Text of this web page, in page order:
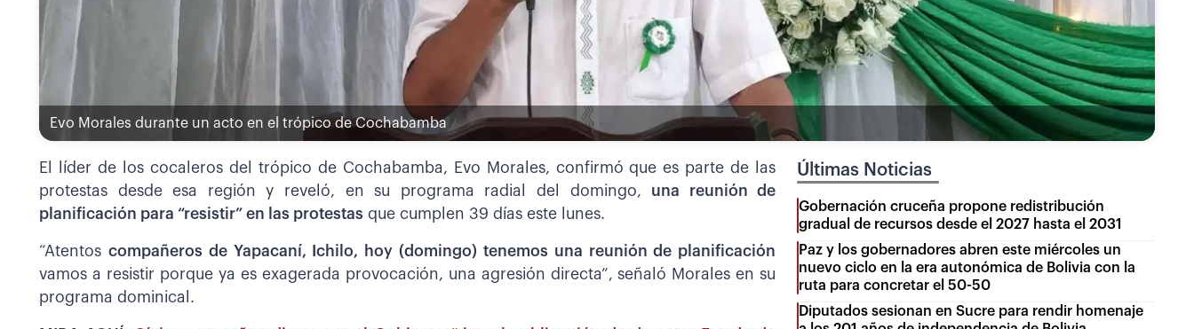
Evo Morales durante un acto en el trópico de Cochabamba
El líder de los cocaleros del trópico de Cochabamba, Evo Morales, confirmó que es parte de las
protestas desde esa región y reveló, en su programa radial del domingo, una reunión de
planificación para “resistir” en las protestas que cumplen 39 días este lunes.
“Atentos compañeros de Yapacaní, Ichilo, hoy (domingo) tenemos una reunión de planificación
vamos a resistir porque ya es exagerada provocación, una agresión directa”, señaló Morales en su
programa dominical.
Últimas Noticias
Gobernación cruceña propone redistribución
gradual de recursos desde el 2027 hasta el 2031
Paz y los gobernadores abren este miércoles un
nuevo ciclo en la era autonómica de Bolivia con la
ruta para concretar el 50-50
Diputados sesionan en Sucre para rendir homenaje